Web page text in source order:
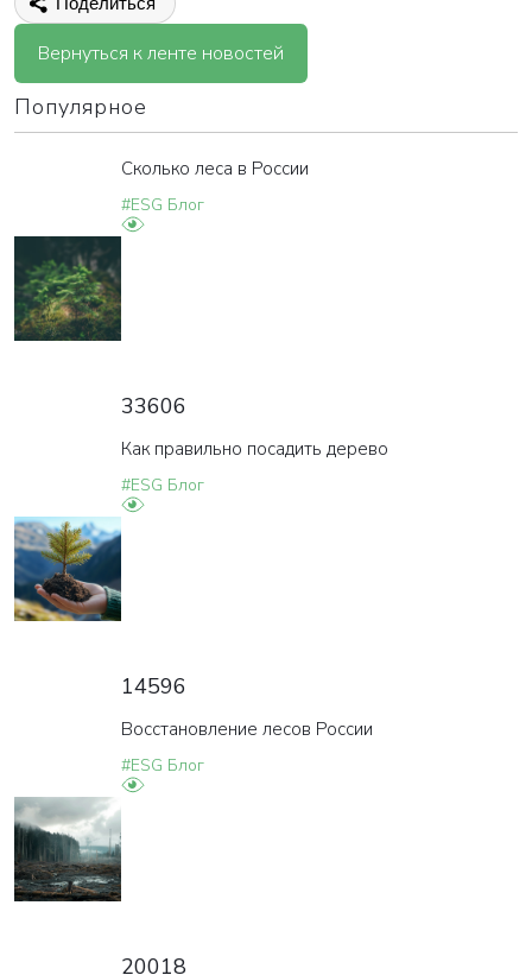
Вернуться к ленте новостей
Популярное
Сколько леса в России
#ESG Блог
33606
Как правильно посадить дерево
#ESG Блог
14596
Восстановление лесов России
#ESG Блог
20018